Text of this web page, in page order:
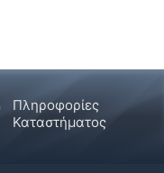
Πληροφορίες
Καταστήματος